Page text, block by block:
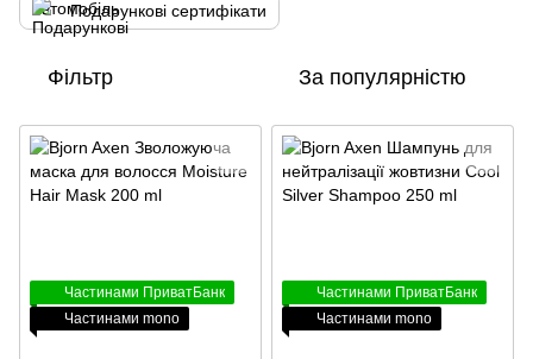
Подарункові сертифікати
Фільтр За популярністю
Частинами ПриватБанк
Частинами mono
Частинами ПриватБанк
Частинами mono